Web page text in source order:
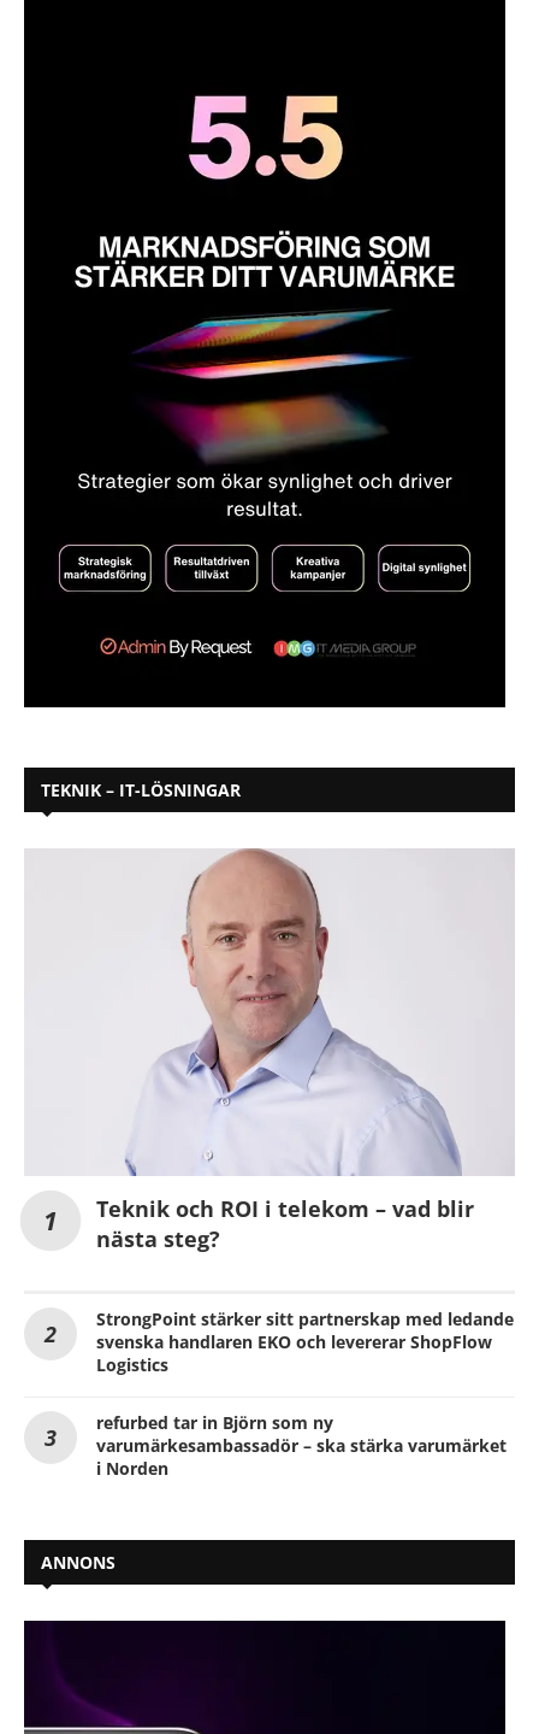
TEKNIK – IT-LÖSNINGAR
Teknik och ROI i telekom – vad blir
nästa steg?
StrongPoint stärker sitt partnerskap med ledande
svenska handlaren EKO och levererar ShopFlow
Logistics
refurbed tar in Björn som ny
varumärkesambassadör – ska stärka varumärket
i Norden
ANNONS